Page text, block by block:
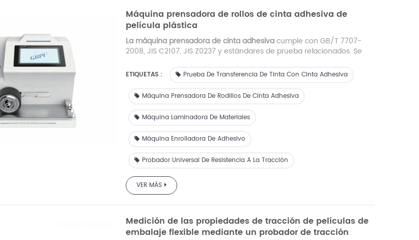
Máquina prensadora de rollos de cinta adhesiva de
película plástica
La máquina prensadora de cinta adhesivacumple con GB/T 7707-
2008, JIS C2107, JIS Z0237 y estándares de prueba relacionados. Se
por huecograbado, producción de películas plásticas e impresiones
películas compuestas). También se utiliza para recubrimiento al vacío,
recubrimiento de superficies, compuestos y otros procesos
relacionados para formar la capa superficial adherida a la prueba
estatal.
ETIQUETAS : Prueba De Transferencia De Tinta Con Cinta Adhesiva
Máquina Prensadora De Rodillos De Cinta Adhesiva
Máquina Laminadora De Materiales
Máquina Enrolladora De Adhesivo
Probador Universal De Resistencia A La Tracción
VER MÁS
Medición de las propiedades de tracción de películas de
embalaje flexible mediante un probador de tracción